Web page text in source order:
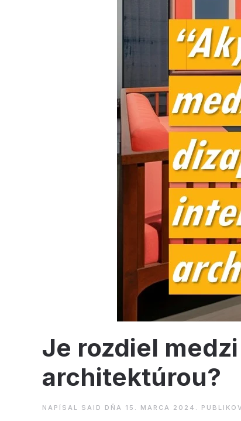
Je rozdiel
architektúrou?
NAPÍSAL SAID DŇA 15. MARCA 2024 .